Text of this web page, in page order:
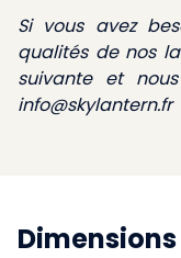
Si vous avez
qualités de nos
suivante et
info@skylantern.fr